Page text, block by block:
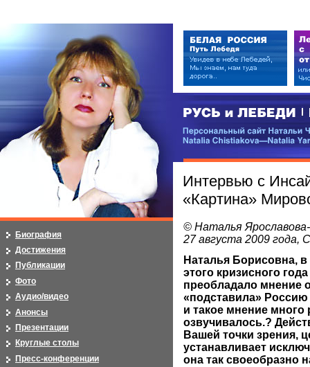
РУСЬ и ЛЕБЕДИ | RUSI —
Персональный сайт Натальи
Интервью с
«Картина»
© Наталья
27 августа 2009
Наталья Борисовна,
этого кризисного
преобладало мнение
«подставила»
и такое мнение много
озвучивалось.?
Вашей точки зрения,
устанавливает
она так своеобразно
Биография
Достижения
Публикации
Фото
Аудио/видео
Анонсы
Презентации
Круглые столы
Пресс-конференции